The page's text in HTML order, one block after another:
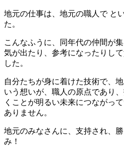
地元の仕事は、地元の職人で と
た。
こんなふうに、同年代の仲間が
気が出たり、参考になったりし
した。
自分たちが身に着けた技術で、
いう想いが、職人の原点であり
くことが明るい未来につながっ
ありません。
地元のみなさんに、支持され、
み！